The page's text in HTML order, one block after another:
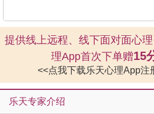
提供线上远程、线下面对面心
理App首次下单赠15
<<点我下载乐天心理App注
乐天专家介绍